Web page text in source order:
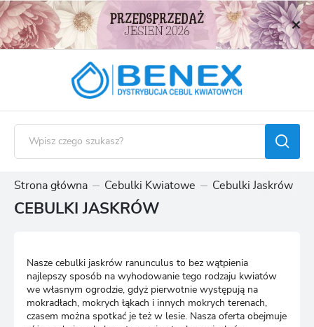
Strona główna Cebulki Kwiatowe Cebulki Jaskrów
CEBULKI JASKRÓW
Nasze cebulki jaskrów ranunculus to bez wątpienia
najlepszy sposób na wyhodowanie tego rodzaju kwiatów
we własnym ogrodzie, gdyż pierwotnie występują na
mokradłach, mokrych łąkach i innych mokrych terenach,
czasem można spotkać je też w lesie. Nasza oferta obejmuje
USTAWIENIA REGIONALNE
Język
Waluta